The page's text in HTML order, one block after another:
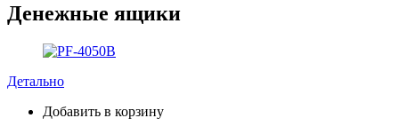
Денежные ящики
Детально
Добавить в корзину